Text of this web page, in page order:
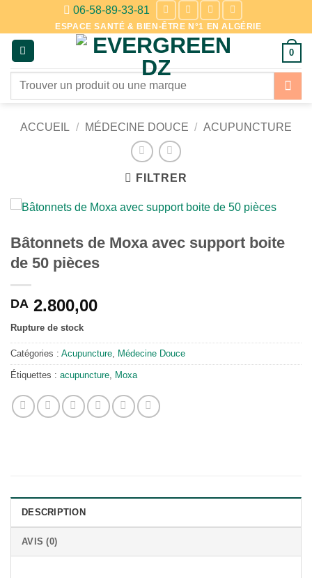
contenu
06-58-89-33-81
ESPACE SANTÉ & BIEN-ÊTRE N°1 EN ALGÉRIE
0
Recherche
ACCUEIL / MÉDECINE DOUCE / ACUPUNCTURE
FILTRER
Bâtonnets de Moxa avec support boite
de 50 pièces
DA 2.800,00
Rupture de stock
Catégories : Acupuncture, Médecine Douce
Étiquettes : acupuncture, Moxa
DESCRIPTION
AVIS (0)